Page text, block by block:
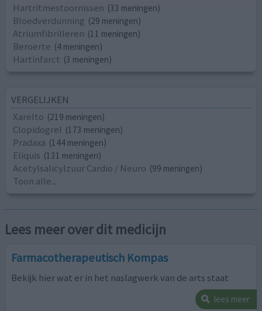
Hartritmestoornissen (33 meningen)
Bloedverdunning (29 meningen)
Atriumfibrilleren (11 meningen)
Beroerte (4 meningen)
Hartinfarct (3 meningen)
VERGELIJKEN
Xarelto (219 meningen)
Clopidogrel (173 meningen)
Pradaxa (144 meningen)
Eliquis (131 meningen)
Acetylsalicylzuur Cardio / Neuro (99 meningen)
Toon alle...
Lees meer over dit medicijn
Farmacotherapeutisch Kompas
Bekijk hier wat er in het naslagwerk van de arts staat
lees meer